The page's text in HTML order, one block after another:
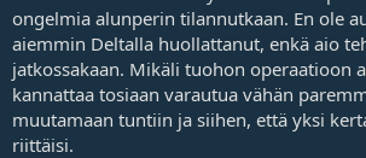
ongelmia alunperin tilannutkaan. En ole
aiemmin Deltalla huollattanut, enkä aio
jatkossakaan. Mikäli tuohon operaatioon
kannattaa tosiaan varautua vähän
muutamaan tuntiin ja siihen, että yksi
riittäisi.